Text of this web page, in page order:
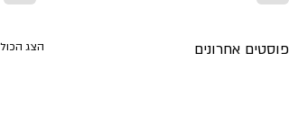
פוסטים אחרונים הצג הכול